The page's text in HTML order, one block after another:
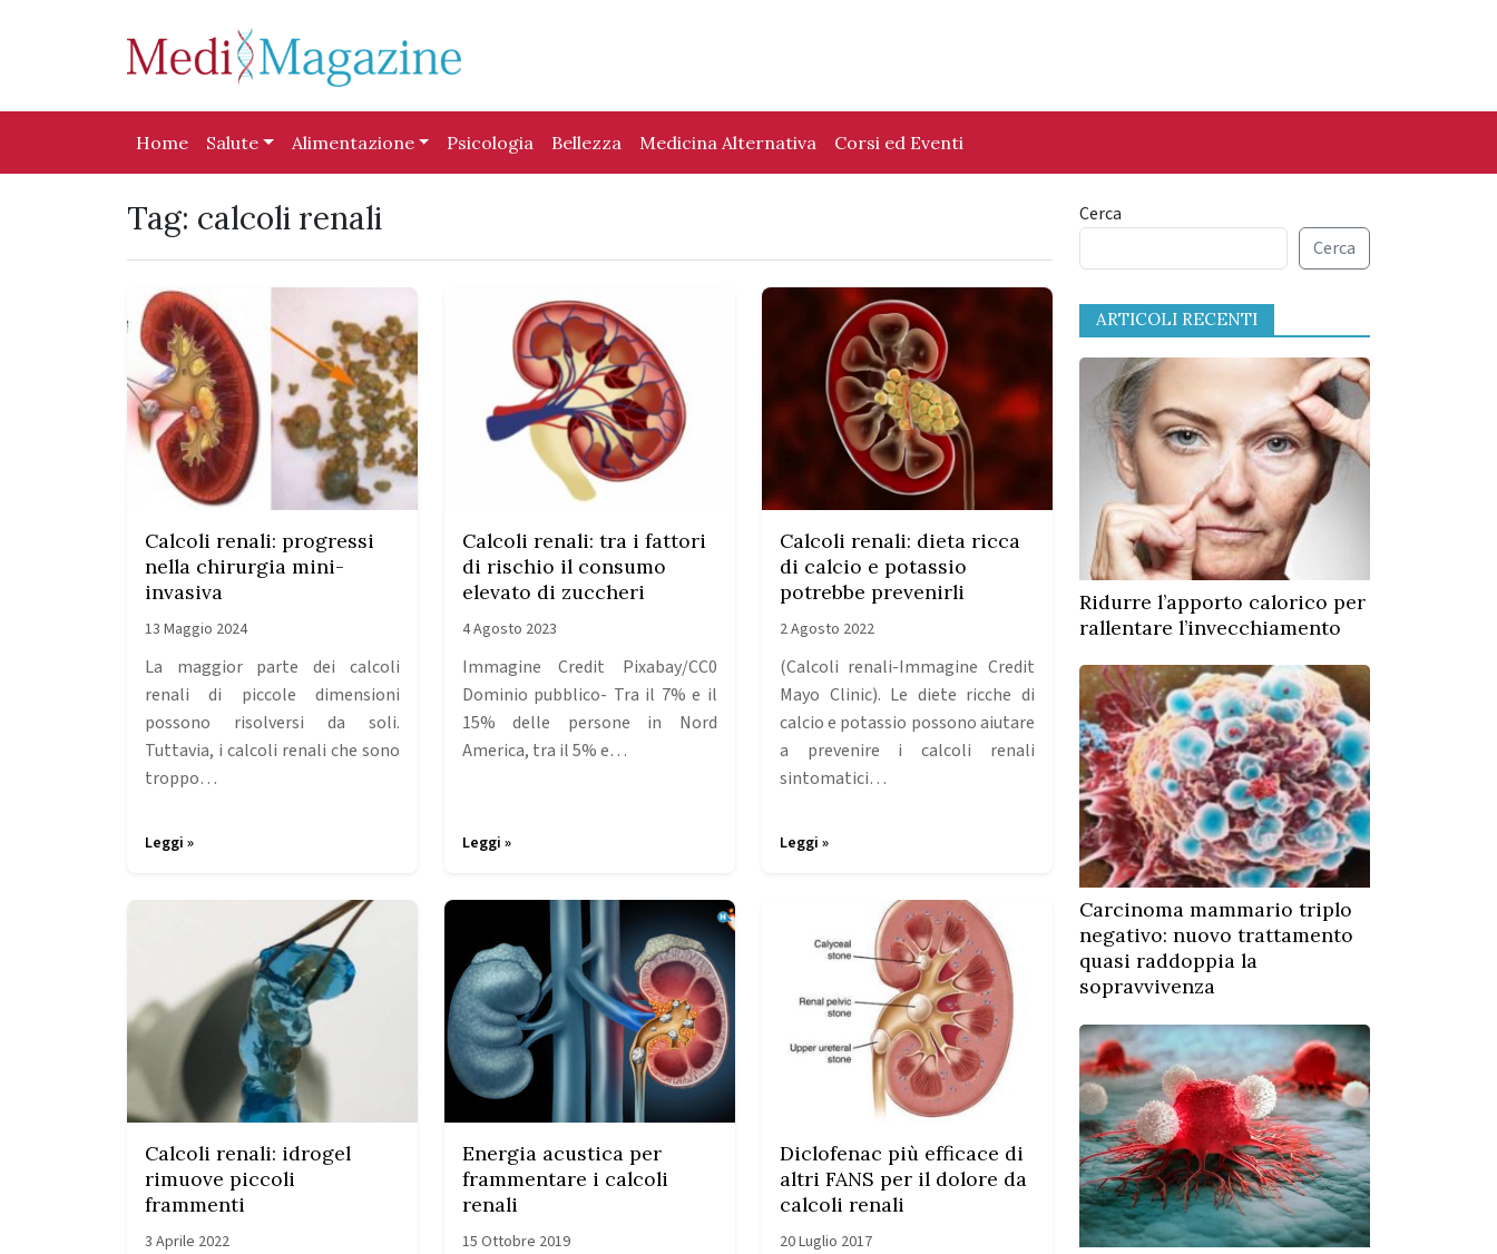
Home Salute Alimentazione Psicologia Bellezza Medicina Alternativa Corsi ed Eventi
Tag: calcoli renali
Calcoli renali: progressi
nella chirurgia mini-
invasiva
13 Maggio 2024
La maggior parte dei calcoli
renali di piccole dimensioni
possono risolversi da soli.
Tuttavia, i calcoli renali che sono
troppo…
Leggi »
Calcoli renali: tra i fattori
di rischio il consumo
elevato di zuccheri
4 Agosto 2023
Immagine Credit Pixabay/CC0
Dominio pubblico- Tra il 7% e il
15% delle persone in Nord
America, tra il 5% e…
Leggi »
Calcoli renali: dieta ricca
di calcio e potassio
potrebbe prevenirli
2 Agosto 2022
(Calcoli renali-Immagine Credit
Mayo Clinic). Le diete ricche di
calcio e potassio possono aiutare
a prevenire i calcoli renali
sintomatici…
Leggi »
Calcoli renali: idrogel
rimuove piccoli
frammenti
3 Aprile 2022
Energia acustica per
frammentare i calcoli
renali
15 Ottobre 2019
Diclofenac più efficace di
altri FANS per il dolore da
calcoli renali
20 Luglio 2017
Cerca
Cerca
ARTICOLI RECENTI
Ridurre l’apporto calorico per
rallentare l’invecchiamento
Carcinoma mammario triplo
negativo: nuovo trattamento
quasi raddoppia la
sopravvivenza